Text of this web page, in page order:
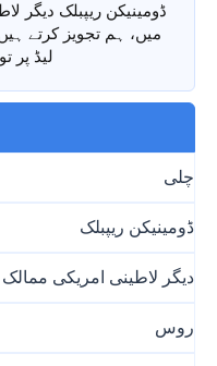
ڈومینیکن ریپبلک دیگر
میں، ہم تجویز کرتے
لیڈ پر
چلی
ڈومینیکن ریپبلک
دیگر لاطینی امریکی ممالک
روس